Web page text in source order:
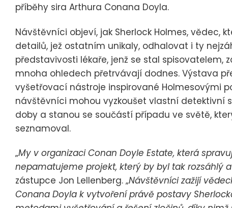
příběhy sira Arthura Conana Doyla.
Návštěvníci objeví, jak Sherlock Holmes, vědec,
detailů, jež ostatním unikaly, odhalovat i ty
představivosti lékaře, jenž se stal spisovatelem,
mnoha ohledech přetrvávají dodnes. Výstava
vyšetřovací nástroje inspirované Holmesovými
návštěvníci mohou vyzkoušet vlastní detektivní
doby a stanou se součástí případu ve světě,
seznamoval.
„My v organizaci Conan Doyle Estate, která
nepamatujeme projekt, který by byl tak rozsáhlý
zástupce Jon Lellenberg. „Návštěvníci zažijí
Conana Doyla k vytvoření právě postavy